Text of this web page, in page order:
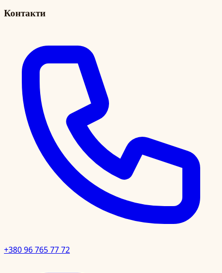
Контакти
+380 96 765 77 72